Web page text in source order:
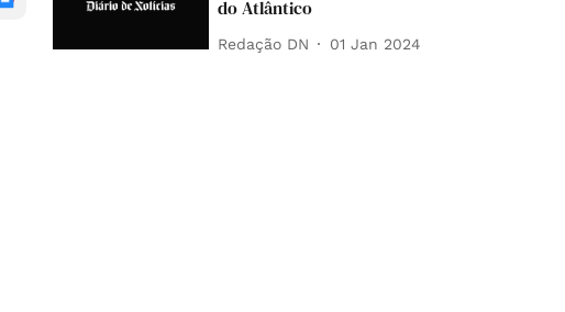
do Atlântico
Redação DN 01 Jan 2024